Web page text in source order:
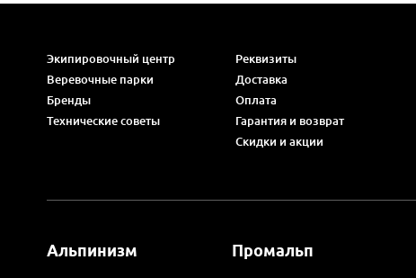
Экипировочный центр
Веревочные парки
Бренды
Технические советы
Реквизиты
Доставка
Оплата
Гарантия и возврат
Скидки и акции
Альпинизм Промальп